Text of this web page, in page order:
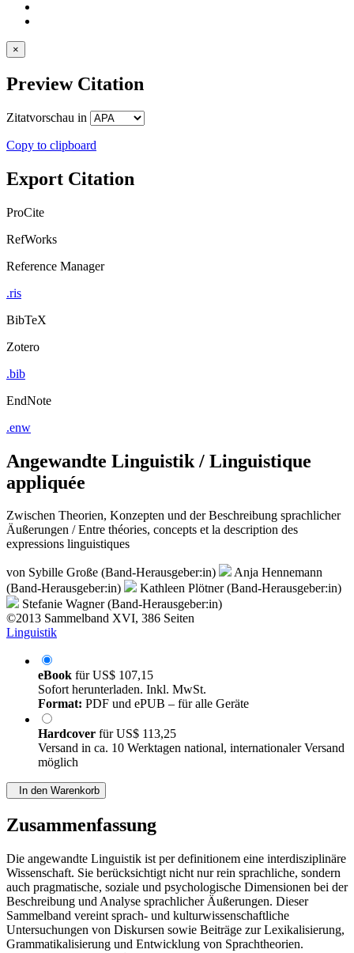
×
Preview Citation
Zitatvorschau in
Copy to clipboard
Export Citation
ProCite
RefWorks
Reference Manager
.ris
BibTeX
Zotero
.bib
EndNote
.enw
Angewandte Linguistik / Linguistique
appliquée
Zwischen Theorien, Konzepten und der Beschreibung sprachlicher
Äußerungen / Entre théories, concepts et la description des
expressions linguistiques
von Sybille Große (Band-Herausgeber:in)
Anja Hennemann
(Band-Herausgeber:in)
Kathleen Plötner (Band-Herausgeber:in)
Stefanie Wagner (Band-Herausgeber:in)
©2013 Sammelband XVI, 386 Seiten
Linguistik
eBook fürUS$ 107,15
Sofort herunterladen. Inkl. MwSt.
Format: PDF und ePUB – für alle Geräte
Hardcover fürUS$ 113,25
Versand in ca. 10 Werktagen national, internationaler Versand
möglich
In den Warenkorb
Zusammenfassung
Die angewandte Linguistik ist per definitionem eine interdisziplinäre
Wissenschaft. Sie berücksichtigt nicht nur rein sprachliche, sondern
auch pragmatische, soziale und psychologische Dimensionen bei der
Beschreibung und Analyse sprachlicher Äußerungen. Dieser
Sammelband vereint sprach- und kulturwissenschaftliche
Untersuchungen von Diskursen sowie Beiträge zur Lexikalisierung,
Grammatikalisierung und Entwicklung von Sprachtheorien.